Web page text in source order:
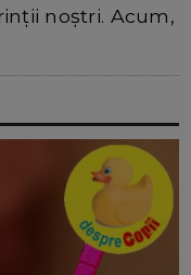
noștri. Acum,